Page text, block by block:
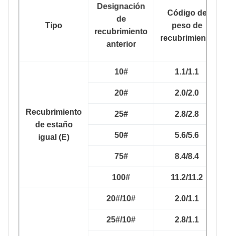
Tipo
Designación
de
recubrimiento
anterior
Código de
peso de
recubrimiento
Recubrimiento
de estaño
igual (E)
10# 1.1/1.1
20# 2.0/2.0
25# 2.8/2.8
50# 5.6/5.6
75# 8.4/8.4
100# 11.2/11.2
20#/10# 2.0/1.1
25#/10# 2.8/1.1